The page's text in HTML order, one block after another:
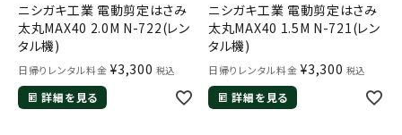
作業用品
補修部品
ニシガキ工業 電動剪定はさみ
太丸MAX40 2.0M N-722(レン
タル機)
日帰りレンタル料金 ¥3,300 税込
詳細を見る
ニシガキ工業 電動剪定はさみ
太丸MAX40 1.5M N-721(レン
タル機)
日帰りレンタル料金 ¥3,300 税込
詳細を見る